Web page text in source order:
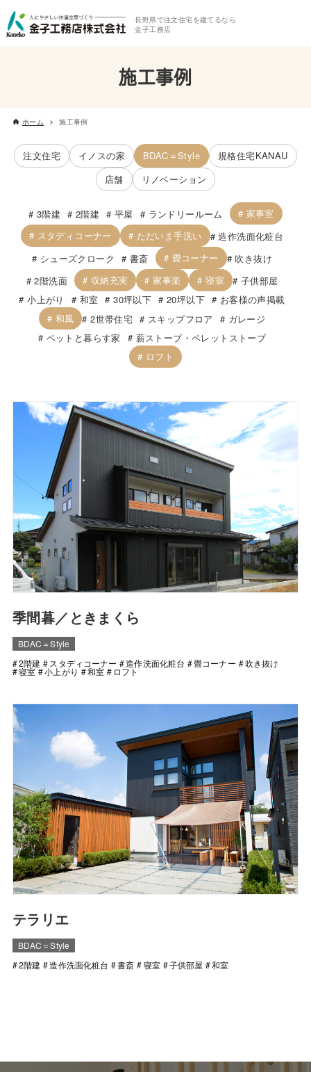
長野県で注文住宅を建てるなら
金子工務店
施工事例
ホーム 施工事例
注文住宅 イノスの家 BDAC＝Style
規格住宅KANAU
店舗
リノベーション
3階建 2階建 平屋 ランドリールーム
家事室
スタディコーナー
ただいま手洗い
造作洗面化粧台
シューズクローク
書斎 畳コーナー
吹き抜け
2階洗面
収納充実 家事楽 寝室
子供部屋
小上がり
和室 30坪以下 20坪以下
お客様の声掲載
和風
2世帯住宅 スキップフロア
ガレージ
ペットと暮らす家
薪ストーブ・ペレットストーブ
ロフト
季間暮／ときまくら
BDAC＝Style
2階建
スタディコーナー 造作洗面化粧台 畳コーナー 吹き抜け
寝室 小上がり 和室 ロフト
テラリエ
BDAC＝Style
2階建
造作洗面化粧台 書斎 寝室 子供部屋 和室